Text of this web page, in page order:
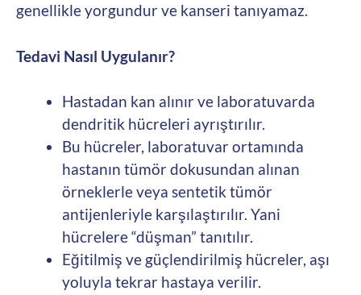
genellikle yorgundur ve kanseri tanıyamaz.
Tedavi Nasıl Uygulanır?
Hastadan kan alınır ve laboratuvarda
dendritik hücreleri ayrıştırılır.
Bu hücreler, laboratuvar ortamında
hastanın tümör dokusundan alınan
örneklerle veya sentetik tümör
antijenleriyle karşılaştırılır. Yani
hücrelere “düşman” tanıtılır.
Eğitilmiş ve güçlendirilmiş hücreler, aşı
yoluyla tekrar hastaya verilir.